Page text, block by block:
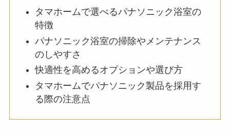
タマホームで選べるパナソニック浴室の
特徴
パナソニック浴室の掃除やメンテナンス
のしやすさ
快適性を高めるオプションや選び方
タマホームでパナソニック製品を採用す
る際の注意点